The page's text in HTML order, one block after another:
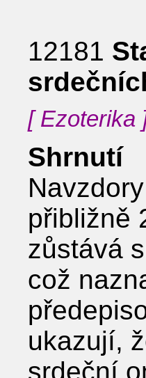
12181
[ Ezoterika
Shrnutí
přibližně
zůstává
což
ukazují,
srdeční